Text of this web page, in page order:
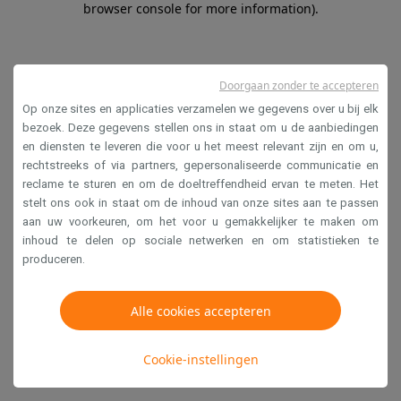
browser console for more information).
Op onze sites en applicaties verzamelen we gegevens over u bij elk
bezoek. Deze gegevens stellen ons in staat om u de aanbiedingen
en diensten te leveren die voor u het meest relevant zijn en om u,
rechtstreeks of via partners, gepersonaliseerde communicatie en
reclame te sturen en om de doeltreffendheid ervan te meten. Het
stelt ons ook in staat om de inhoud van onze sites aan te passen
aan uw voorkeuren, om het voor u gemakkelijker te maken om
inhoud te delen op sociale netwerken en om statistieken te
produceren.
Alle cookies accepteren
Cookie-instellingen
Doorgaan zonder te accepteren